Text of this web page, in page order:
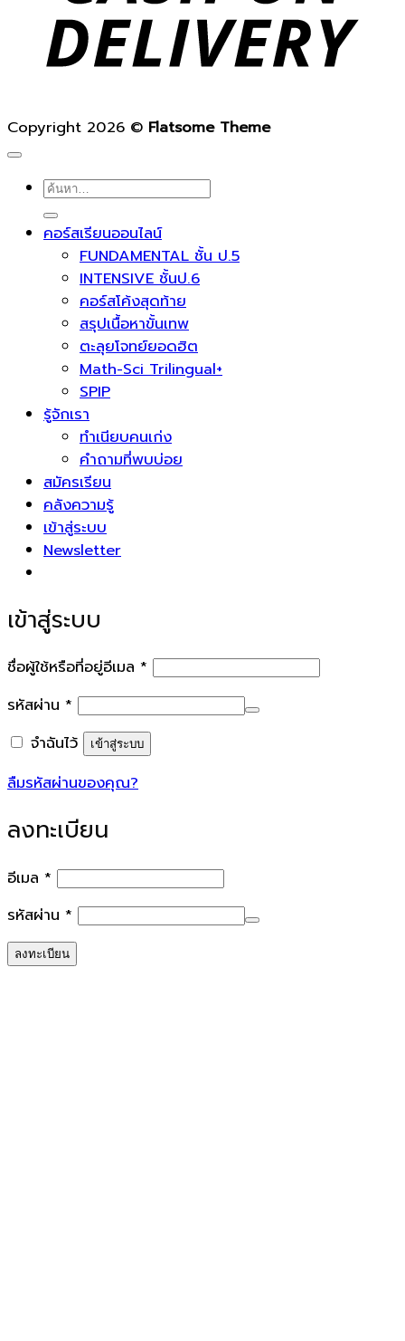
Copyright 2026 © Flatsome Theme
ค้นหา:
คอร์สเรียนออนไลน์
FUNDAMENTAL ชั้น ป.5
INTENSIVE ชั้นป.6
คอร์สโค้งสุดท้าย
สรุปเนื้อหาขั้นเทพ
ตะลุยโจทย์ยอดฮิต
Math-Sci Trilingual+
SPIP
รู้จักเรา
ทำเนียบคนเก่ง
คำถามที่พบบ่อย
สมัครเรียน
คลังความรู้
เข้าสู่ระบบ
Newsletter
เข้าสู่ระบบ
ชื่อผู้ใช้หรือที่อยู่อีเมล * ต้องการ
รหัสผ่าน * ต้องการ
จำฉันไว้
เข้าสู่ระบบ
ลืมรหัสผ่านของคุณ?
ลงทะเบียน
อีเมล * ต้องการ
รหัสผ่าน * ต้องการ
ลงทะเบียน